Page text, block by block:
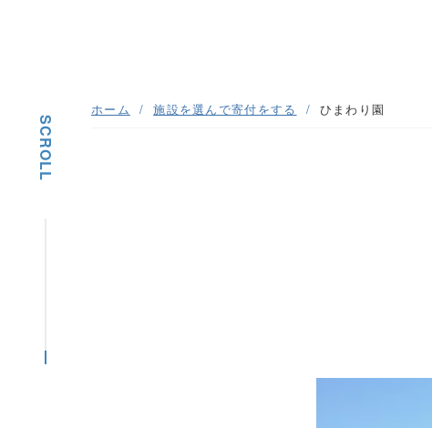
SCROLL
ホーム 施設を選んで寄付をする ひまわり園